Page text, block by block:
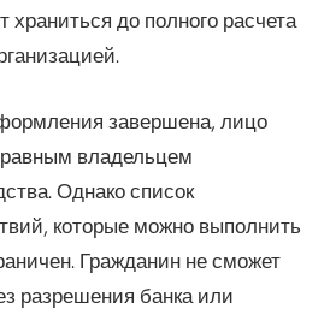
храниться до полного расчета
завершена, лицо
владельцем
Однако список
которые можно выполнить
Гражданин не сможет
разрешения банка или